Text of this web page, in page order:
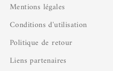
Mentions légales
Conditions d'utilisation
Politique de retour
Liens partenaires